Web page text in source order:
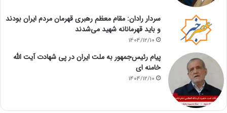
سردار رادان: مقام معظم رهبری قهرمان مردم ایران بودند
و باید قهرمانانه شهید می‌شدند
1404/12/10
پیام رئیس‌جمهور به ملت ایران در پی شهادت آیت الله
خامنه ای
1404/12/10